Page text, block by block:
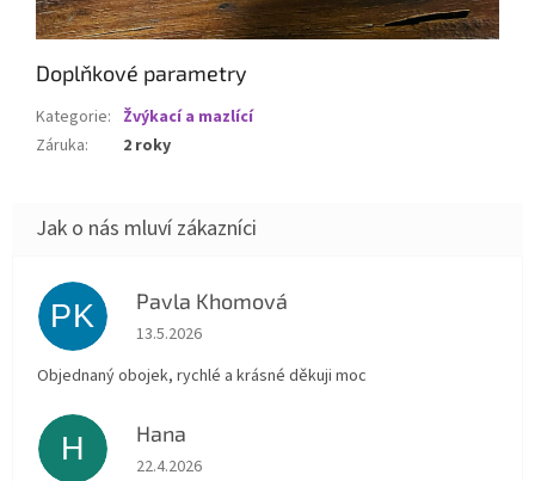
Doplňkové parametry
Kategorie: Žvýkací a mazlící
Záruka: 2 roky
PK Pavla Khomová
Hodnocení obchodu je 5 z 5 hvězdiček.
13.5.2026
Objednaný obojek, rychlé a krásné děkuji moc
H Hana
Hodnocení obchodu je 5 z 5 hvězdiček.
22.4.2026